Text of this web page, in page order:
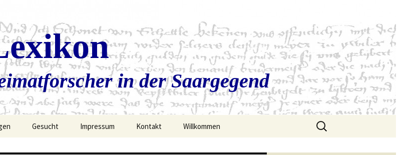
in der Saargegend
Gesucht Impressum Kontakt Willkommen
Suchen
nach: